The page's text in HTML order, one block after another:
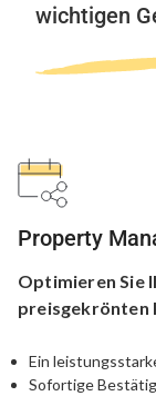
wichtigen
Property
Optimieren Sie
preisgekrönten
Ein
Sofortige